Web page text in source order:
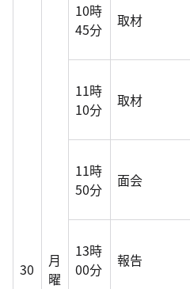
30
月
曜
10時
45分
取材
11時
10分
取材
11時
50分
面会
13時
00分
報告